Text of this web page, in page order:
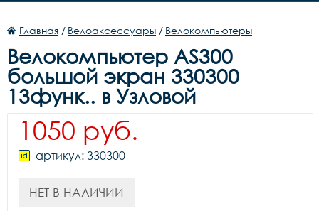
Главная / Велоаксессуары / Велокомпьютеры
Велокомпьютер AS300
большой экран 330300
13функ.. в Узловой
1050 руб.
артикул: 330300
НЕТ В НАЛИЧИИ